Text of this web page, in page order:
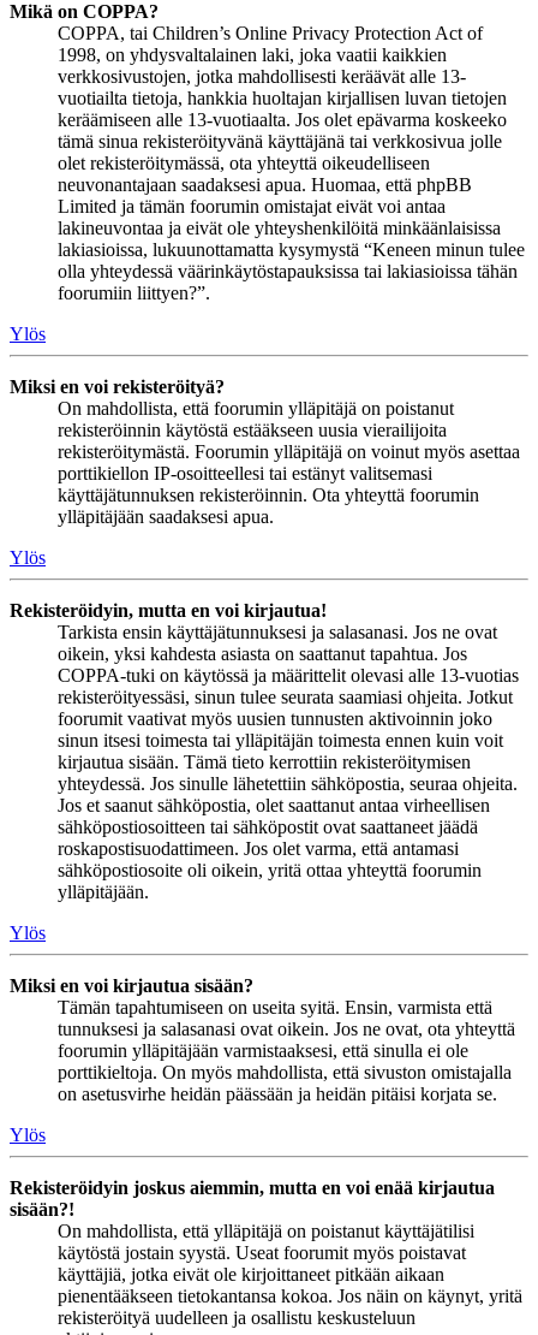
Mikä on COPPA?
COPPA, tai Children’s Online Privacy Protection Act of
1998, on yhdysvaltalainen laki, joka vaatii kaikkien
verkkosivustojen, jotka mahdollisesti keräävät alle 13-
vuotiailta tietoja, hankkia huoltajan kirjallisen luvan tietojen
keräämiseen alle 13-vuotiaalta. Jos olet epävarma koskeeko
tämä sinua rekisteröityvänä käyttäjänä tai verkkosivua jolle
olet rekisteröitymässä, ota yhteyttä oikeudelliseen
neuvonantajaan saadaksesi apua. Huomaa, että phpBB
Limited ja tämän foorumin omistajat eivät voi antaa
lakineuvontaa ja eivät ole yhteyshenkilöitä minkäänlaisissa
lakiasioissa, lukuunottamatta kysymystä “Keneen minun tulee
olla yhteydessä väärinkäytöstapauksissa tai lakiasioissa tähän
foorumiin liittyen?”.
Ylös
Miksi en voi rekisteröityä?
On mahdollista, että foorumin ylläpitäjä on poistanut
rekisteröinnin käytöstä estääkseen uusia vierailijoita
rekisteröitymästä. Foorumin ylläpitäjä on voinut myös asettaa
porttikiellon IP-osoitteellesi tai estänyt valitsemasi
käyttäjätunnuksen rekisteröinnin. Ota yhteyttä foorumin
ylläpitäjään saadaksesi apua.
Ylös
Rekisteröidyin, mutta en voi kirjautua!
Tarkista ensin käyttäjätunnuksesi ja salasanasi. Jos ne ovat
oikein, yksi kahdesta asiasta on saattanut tapahtua. Jos
COPPA-tuki on käytössä ja määrittelit olevasi alle 13-vuotias
rekisteröityessäsi, sinun tulee seurata saamiasi ohjeita. Jotkut
foorumit vaativat myös uusien tunnusten aktivoinnin joko
sinun itsesi toimesta tai ylläpitäjän toimesta ennen kuin voit
kirjautua sisään. Tämä tieto kerrottiin rekisteröitymisen
yhteydessä. Jos sinulle lähetettiin sähköpostia, seuraa ohjeita.
Jos et saanut sähköpostia, olet saattanut antaa virheellisen
sähköpostiosoitteen tai sähköpostit ovat saattaneet jäädä
roskapostisuodattimeen. Jos olet varma, että antamasi
sähköpostiosoite oli oikein, yritä ottaa yhteyttä foorumin
ylläpitäjään.
Ylös
Miksi en voi kirjautua sisään?
Tämän tapahtumiseen on useita syitä. Ensin, varmista että
tunnuksesi ja salasanasi ovat oikein. Jos ne ovat, ota yhteyttä
foorumin ylläpitäjään varmistaaksesi, että sinulla ei ole
porttikieltoja. On myös mahdollista, että sivuston omistajalla
on asetusvirhe heidän päässään ja heidän pitäisi korjata se.
Ylös
Rekisteröidyin joskus aiemmin, mutta en voi enää kirjautua
sisään?!
On mahdollista, että ylläpitäjä on poistanut käyttäjätilisi
käytöstä jostain syystä. Useat foorumit myös poistavat
käyttäjiä, jotka eivät ole kirjoittaneet pitkään aikaan
pienentääkseen tietokantansa kokoa. Jos näin on käynyt, yritä
rekisteröityä uudelleen ja osallistu keskusteluun